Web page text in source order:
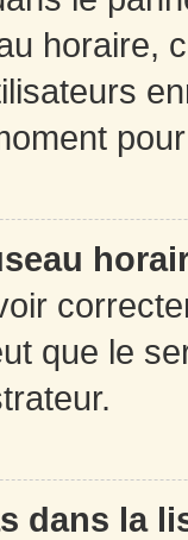
horaire,
que le
dans la